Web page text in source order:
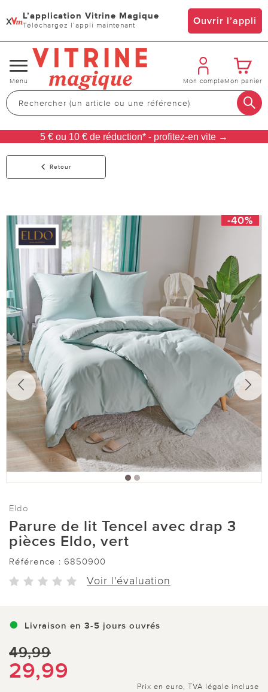
x L’application Vitrine Magique
Téléchargez l’appli maintenant Ouvrir l’appli
Changer
de
navigation
Menu Mon compteMon panier
5 € ou 10 € de réduction* - profitez-en vite →
Retour
-40%
Eldo
Parure de lit Tencel avec drap 3
pièces Eldo, vert
Référence : 6850900
Voir l'évaluation
Livraison en 3-5 jours ouvrés
49,99
29,99
Prix en euro, TVA légale incluse